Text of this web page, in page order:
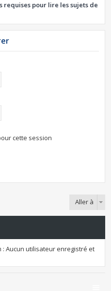
he
requises pour lire les sujets de
cette session
Aller à
Aucun utilisateur enregistré et